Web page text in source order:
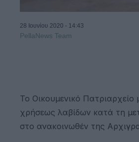
28 Ιουνίου 2020 - 14:43
PellaNews Team
Το Οικουμενικό
χρήσεως λαβίδων κατά τη
στο ανακοινωθέν της